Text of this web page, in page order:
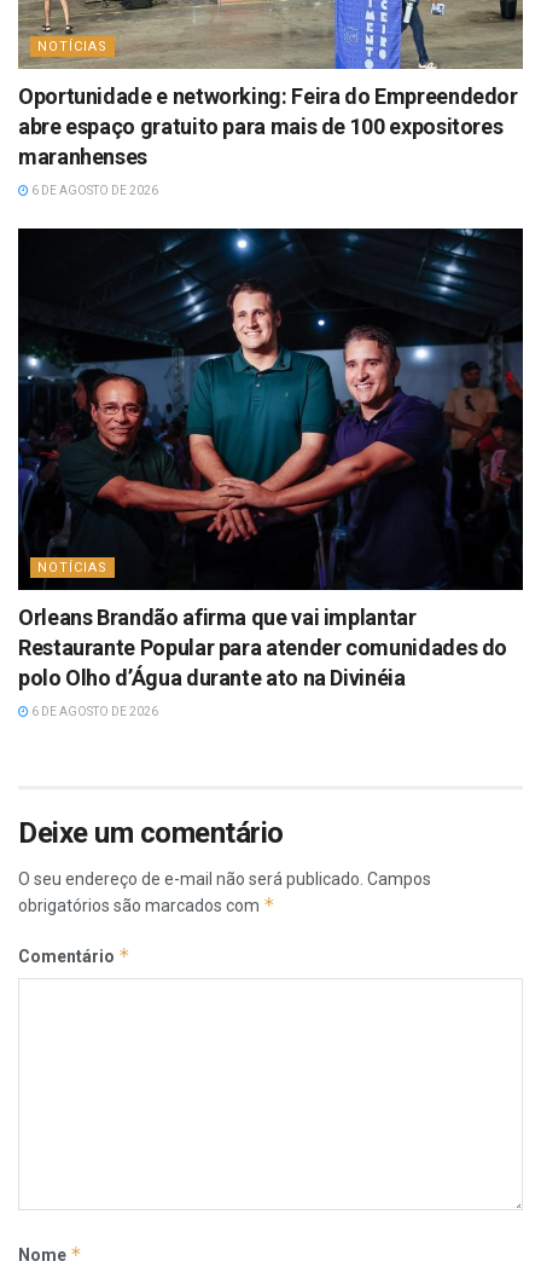
NOTÍCIAS
Oportunidade e networking: Feira do Empreendedor
abre espaço gratuito para mais de 100 expositores
maranhenses
6 DE AGOSTO DE 2026
NOTÍCIAS
Orleans Brandão afirma que vai implantar
Restaurante Popular para atender comunidades do
polo Olho d’Água durante ato na Divinéia
6 DE AGOSTO DE 2026
Deixe um comentário
O seu endereço de e-mail não será publicado. Campos
obrigatórios são marcados com *
Comentário *
Nome *